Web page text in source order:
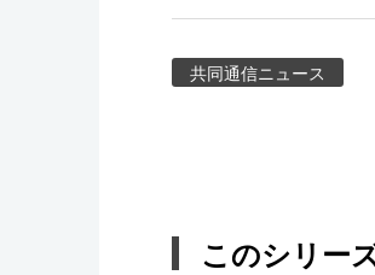
共同通信ニュース
このシリー